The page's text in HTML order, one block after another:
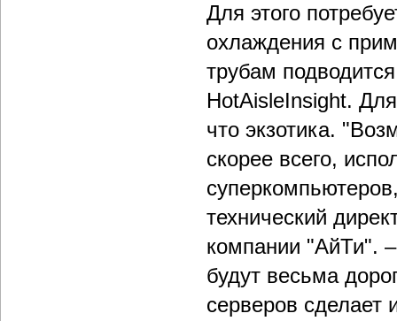
Для этого
охлаждения c
трубам
HotAisleInsight.
что экзотика.
скорее всего,
технический
компании "АйТи".
будут весьма
серверов сделает